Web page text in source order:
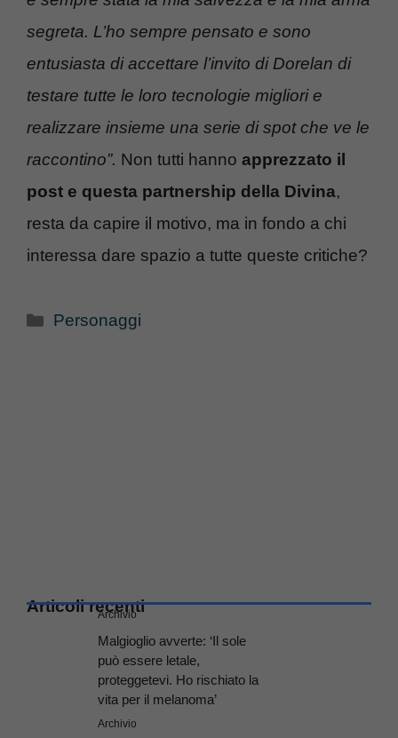
segreta. L’ho sempre pensato e sono
entusiasta di accettare l’invito di Dorelan di
testare tutte le loro tecnologie migliori e
realizzare insieme una serie di spot che ve le
raccontino”. Non tutti hanno apprezzato il
post e questa partnership della Divina,
resta da capire il motivo, ma in fondo a chi
interessa dare spazio a tutte queste critiche?
Categorie
Personaggi
Articoli recenti
Archivio
Malgioglio avverte: ‘Il sole
può essere letale,
proteggetevi. Ho rischiato la
vita per il melanoma’
Archivio